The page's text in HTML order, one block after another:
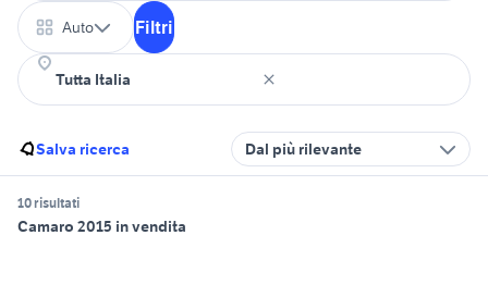
Auto Filtri
Salva ricerca Dal più rilevante
10 risultati
Camaro 2015 in vendita